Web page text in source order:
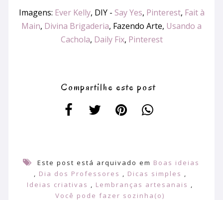
Imagens: Ever Kelly, DIY - Say Yes, Pinterest, Fait à
Main, Divina Brigaderia, Fazendo Arte, Usando a
Cachola, Daily Fix, Pinterest
Compartilhe este post
Este post está arquivado em Boas ideias
, Dia dos Professores , Dicas simples ,
Ideias criativas , Lembranças artesanais ,
Você pode fazer sozinha(o)